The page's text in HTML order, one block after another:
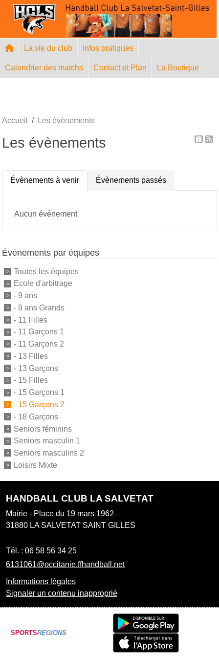
La vie du club Infos pratiques
Calendrier des matchs Contact et Plan La Boutique
Accueil Les évènements
Les évènements
Évènements à venir Évènements passés
Aucun événement
Événements par équipes
Toutes les équipes
Ecole d'arbitrage
- 9 ans
- 9 ans Grands
- 11 Filles
- 11 Garçons 1
- 11 Garçons 2
- 13 Filles
- 13 Garçons
- 15 Filles
- 15 Garçons 1
- 15 Garçons 2
- 18 Garçons
Seniors féminins
Seniors masculin 1
Seniors masculins 2
Loisirs Mixte
HANDBALL CLUB LA SALVETAT
Mairie - Place du 19 mars 1962
31880 LA SALVETAT SAINT GILLES
Tél. : 06 58 56 34 25
6131061@occitanie.ffhandball.net
Informations légales
Signaler un contenu inapproprié
SPORTSREGIONS
Panneau de gestion des cookies